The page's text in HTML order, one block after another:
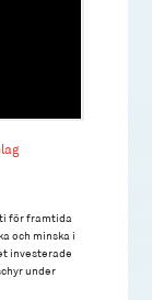
för framtida
och minska i
investerade
under